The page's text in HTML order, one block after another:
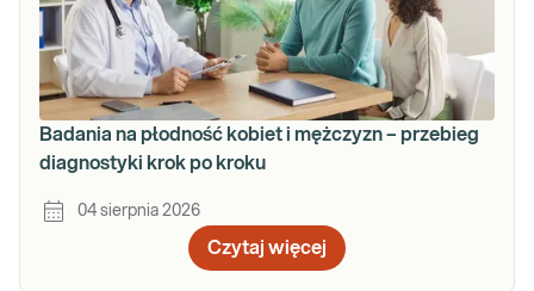
Badania na płodność kobiet i mężczyzn – przebieg
diagnostyki krok po kroku
04 sierpnia 2026
Czytaj więcej